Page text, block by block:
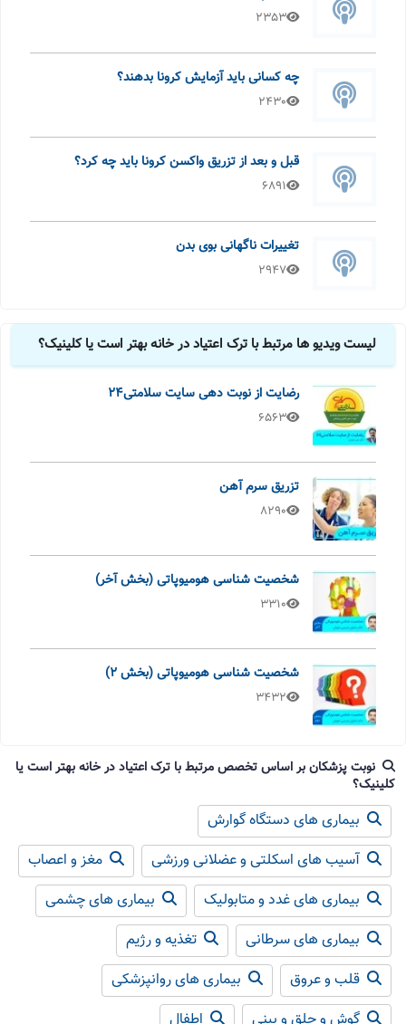
2353
چه کسانی باید آزمایش کرونا بدهند؟
2430
قبل و بعد از تزریق واکسن کرونا باید چه کرد؟
6891
تغییرات ناگهانی بوی بدن
2947
لیست ویدیو ها مرتبط با ترک اعتیاد در خانه بهتر است یا کلینیک؟
رضایت از نوبت دهی سایت سلامتی24
6563
تزریق سرم آهن
8290
شخصیت شناسی هومیوپاتی (بخش آخر)
3310
شخصیت شناسی هومیوپاتی (بخش 2)
3432
نوبت پزشکان بر اساس تخصص مرتبط با ترک اعتیاد در خانه بهتر است یا
کلینیک؟
بیماری های دستگاه گوارش
آسیب های اسکلتی و عضلانی ورزشی
مغز و اعصاب
بیماری های غدد و متابولیک
بیماری های چشمی
بیماری های سرطانی
تغذیه و رژیم
قلب و عروق
بیماری های روانپزشکی